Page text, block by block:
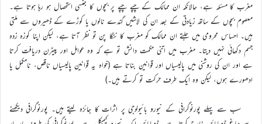
مغرب کا مسئلہ ہے، حالانکہ ان ممالک کے چپے چپے پر بچوں کا جنسی استحصال ہو رہا ہوتا ہے۔
معصوم بچوں کے ساتھ زیادتی کے بعد ان کی لاشیں گندے نالوں یا کوڑے کے ڈھیروں سے ملتی
ہیں۔ احساس محرومی میں جلتے ان ممالک کو مغرب کا ننگا پن تو نظر آتا ہے، لیکن اپنا کوزہ زدہ
جسم دکھائی نہیں دیتا۔ مغرب میں اتنی حکمت دانش تو ہے کہ وہ عوامل اور پیٹرن دریافت کرتا
ہے اور ان کی روشنی میں پالیسیاں اور قوانین بناتا ہے (خواہ یہ قوانین پالیسیاں ناقص، نامکمل یا
ادھورے ہوں، لیکن وہ ایک طرف حرکت تو کرتے ہیں۔)
سب سے پہلے پورنوگرافی کے نیورو بائیولوجی پر اثرات کا جائزہ لیتے ہیں۔ پورنوگرافی دیکھنے